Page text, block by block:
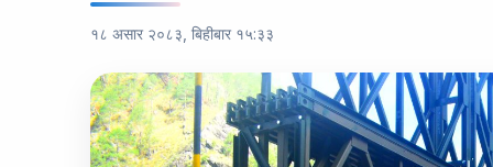
१८ असार २०८३, बिहीबार १५:३३